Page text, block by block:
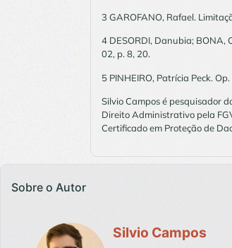
3 GAROFANO, Rafael.
4 DESORDI, Danubia; BONA,
02, p. 8, 20.
5 PINHEIRO, Patrícia Peck.
Silvio Campos é pesquisador
Direito Administrativo pela
Certificado em Proteção de
Sobre o Autor
Silvio Campos